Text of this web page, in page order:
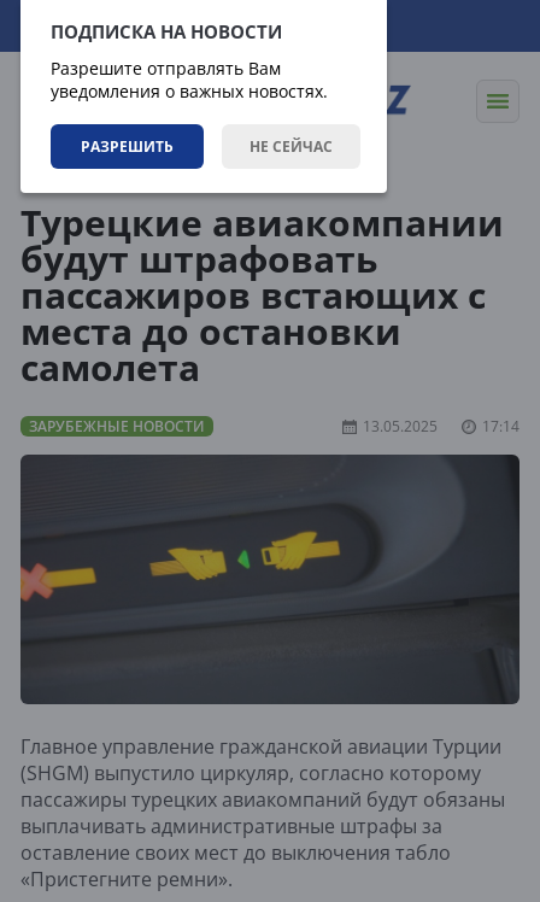
ПОДПИСКА НА НОВОСТИ
Разрешите отправлять Вам
уведомления о важных новостях.
РАЗРЕШИТЬ НЕ СЕЙЧАС
07.08.2026 12:07:43
Турецкие авиакомпании
будут штрафовать
пассажиров встающих с
места до остановки
самолета
ЗАРУБЕЖНЫЕ НОВОСТИ 13.05.2025 17:14
Главное управление гражданской авиации Турции
(SHGM) выпустило циркуляр, согласно которому
пассажиры турецких авиакомпаний будут обязаны
выплачивать административные штрафы за
оставление своих мест до выключения табло
«Пристегните ремни».